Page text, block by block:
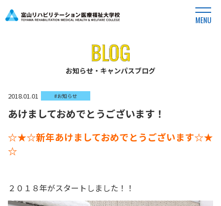
MENU
お知らせ・キャンパスブログ
2018.01.01 #お知らせ
あけましておめでとうございます！
☆★☆新年あけましておめでとうございます☆★
☆
２０１８年がスタートしました！！